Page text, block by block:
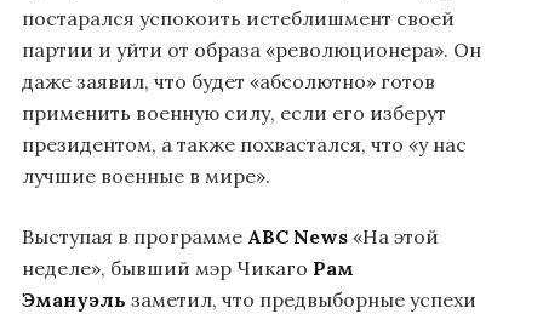
постарался успокоить истеблишмент своей
партии и уйти от образа «революционера». Он
даже заявил, что будет «абсолютно» готов
применить военную силу, если его изберут
президентом, а также похвастался, что «у нас
лучшие военные в мире».
Выступая в программе ABC News «На этой
неделе», бывший мэр Чикаго Рам
Эмануэль заметил, что предвыборные успехи